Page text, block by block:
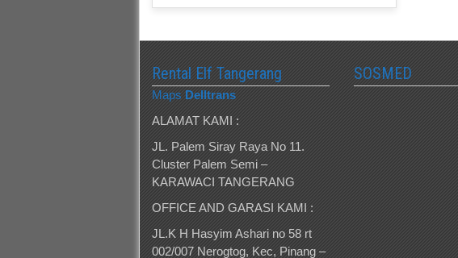
Rental Elf Tangerang
Maps Delltrans
ALAMAT KAMI :
JL. Palem Siray Raya No 11.
Cluster Palem Semi –
KARAWACI TANGERANG
OFFICE AND GARASI KAMI :
JL.K H Hasyim Ashari no 58 rt
002/007 Nerogtog, Kec, Pinang –
SOSMED